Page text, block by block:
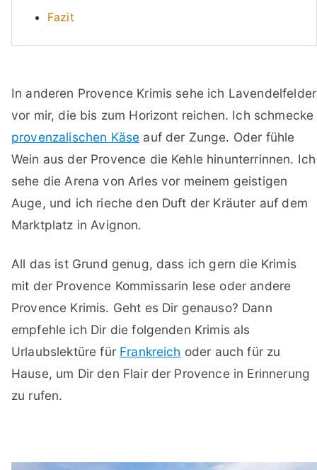
Fazit
In anderen Provence Krimis sehe ich Lavendelfelder
vor mir, die bis zum Horizont reichen. Ich schmecke
provenzalischen Käse auf der Zunge. Oder fühle
Wein aus der Provence die Kehle hinunterrinnen. Ich
sehe die Arena von Arles vor meinem geistigen
Auge, und ich rieche den Duft der Kräuter auf dem
Marktplatz in Avignon.
All das ist Grund genug, dass ich gern die Krimis
mit der Provence Kommissarin lese oder andere
Provence Krimis. Geht es Dir genauso? Dann
empfehle ich Dir die folgenden Krimis als
Urlaubslektüre für Frankreich oder auch für zu
Hause, um Dir den Flair der Provence in Erinnerung
zu rufen.